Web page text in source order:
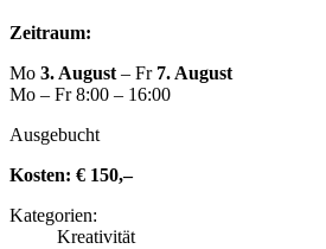
Zeitraum:
Mo 3. August – Fr 7. August
Mo – Fr 8:00 – 16:00
Aus­ge­bucht
Kosten: € 150,–
Kate­go­rien:
Krea­ti­vi­tät